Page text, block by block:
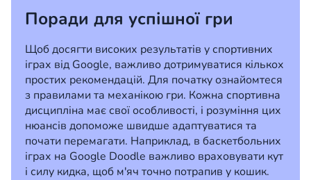
Поради для успішної гри
Щоб досягти високих результатів у спортивних
іграх від Google, важливо дотримуватися кількох
простих рекомендацій. Для початку ознайомтеся
з правилами та механікою гри. Кожна спортивна
дисципліна має свої особливості, і розуміння цих
нюансів допоможе швидше адаптуватися та
почати перемагати. Наприклад, в баскетбольних
іграх на Google Doodle важливо враховувати кут
і силу кидка, щоб м'яч точно потрапив у кошик.